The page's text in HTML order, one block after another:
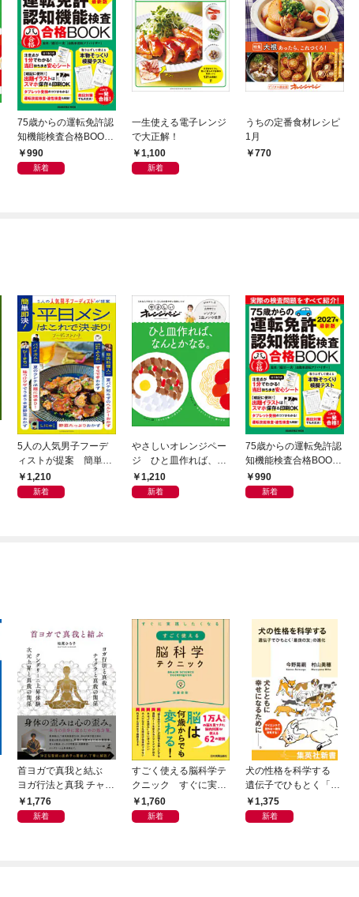
75歳からの運転免許認
知機能検査合格BOOK
2027年最新版
990
新着
一生使える電子レンジ
で大正解！
1,100
新着
うちの定番食材レシピ
1月
770
5人の人気男子フーデ
ィストが提案 簡単即
決！平日メシはこれで
決まり！
1,210
新着
やさしいオレンジペー
ジ ひと皿作れば、な
んとかなる。
1,210
新着
75歳からの運転免許認
知機能検査合格BOOK
2027年最新版
990
新着
首ヨガで真我と結ぶ
ヨガ行法と真我 チャク
ラと真我の関係 クンダ
リーニ上昇体験 次元上
1,776
新着
すごく使える脳科学テ
クニック すぐに実践
したくなる
1,760
新着
犬の性格を科学する
遺伝子でひもとく「最
良の友」の進化
1,375
新着